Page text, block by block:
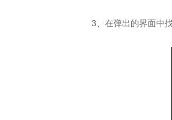
3、在弹出的界面中找